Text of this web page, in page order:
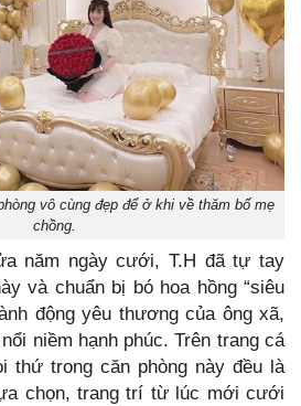
vô cùng đẹp để ở khi về thăm bố mẹ
chồng.
năm ngày cưới, T.H đã tự tay
và chuẩn bị bó hoa hồng “siêu
động yêu thương của ông xã,
niềm hạnh phúc. Trên trang cá
thứ trong căn phòng này đều là
chọn, trang trí từ lúc mới cưới